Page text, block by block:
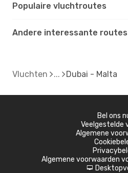
Populaire vluchtroutes
Andere interessante routes
Vluchten Dubai - Malta
Bel ons
Veelgestelde
Algemene
Algemene voorwaarden
d